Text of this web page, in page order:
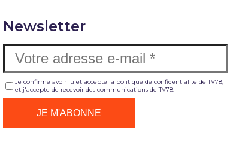
Newsletter
Je confirme avoir lu et accepté la politique de confidentialité de TV78,
et j'accepte de recevoir des communications de TV78.